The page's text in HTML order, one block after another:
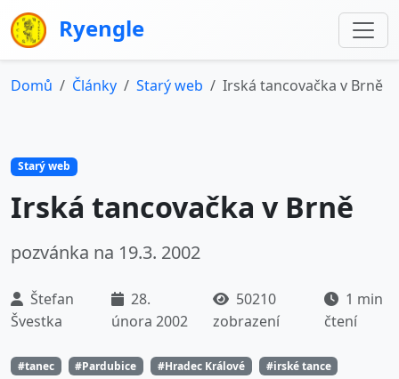
Ryengle
Domů Články Starý web Irská tancovačka v Brně
Starý web
Irská tancovačka v Brně
pozvánka na 19.3. 2002
Štefan
Švestka
28.
února 2002
50210
zobrazení
1 min
čtení
#tanec #Pardubice #Hradec Králové
#irské tance